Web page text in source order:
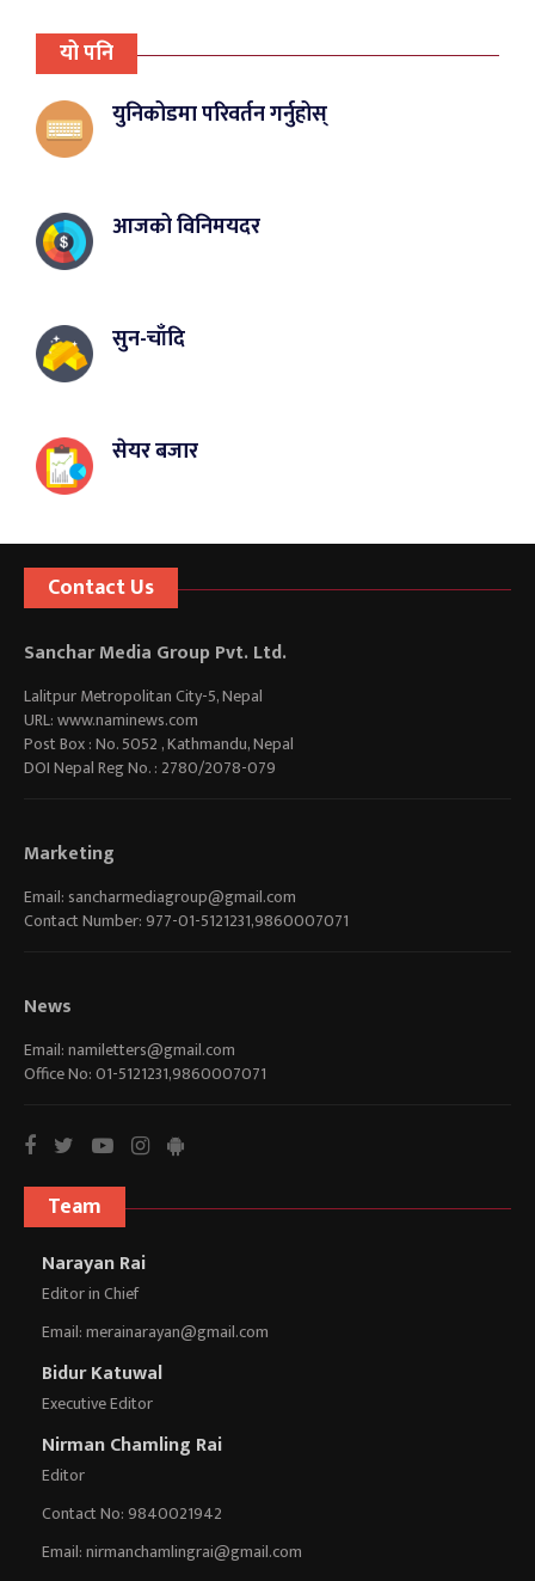
यो पनि
युनिकोडमा परिवर्तन गर्नुहोस्
आजको विनिमयदर
सुन-चाँदि
सेयर बजार
Contact Us
Sanchar Media Group Pvt. Ltd.
Lalitpur Metropolitan City-5, Nepal
URL: www.naminews.com
Post Box : No. 5052 , Kathmandu, Nepal
DOI Nepal Reg No. : 2780/2078-079
Marketing
Email: sancharmediagroup@gmail.com
Contact Number: 977-01-5121231,9860007071
News
Email:namiletters@gmail.com
Office No: 01-5121231,9860007071
Team
Narayan Rai
Editor in Chief
Email:merainarayan@gmail.com
Bidur Katuwal
Executive Editor
Nirman Chamling Rai
Editor
Contact No: 9840021942
Email:nirmanchamlingrai@gmail.com